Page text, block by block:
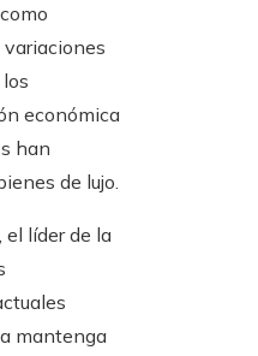
económica
han
de lujo.
el líder de la
mantenga